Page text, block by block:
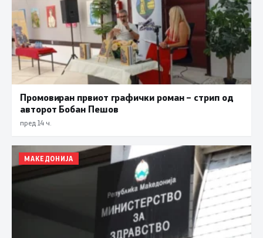
Промовиран првиот графички роман – стрип од
авторот Бобан Пешов
пред 14 ч.
МАКЕДОНИЈА